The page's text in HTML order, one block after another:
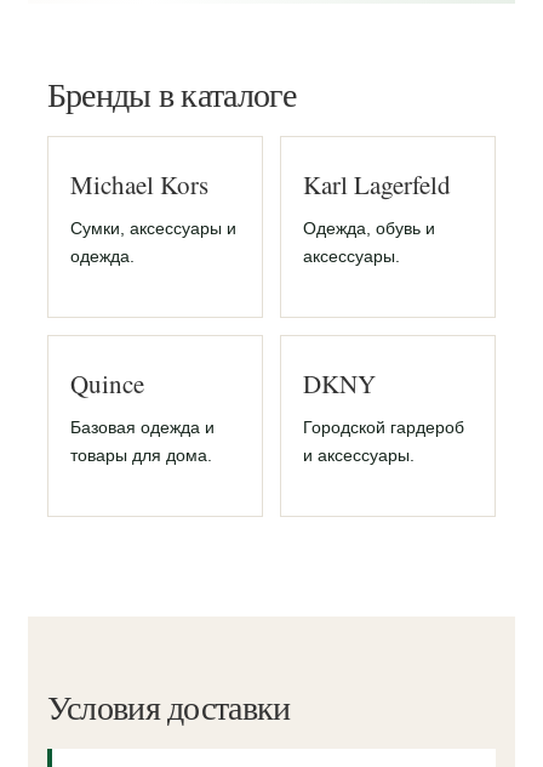
Бренды в каталоге
Michael Kors
Сумки, аксессуары и
одежда.
Karl Lagerfeld
Одежда, обувь и
аксессуары.
Quince
Базовая одежда и
товары для дома.
DKNY
Городской гардероб
и аксессуары.
Условия доставки